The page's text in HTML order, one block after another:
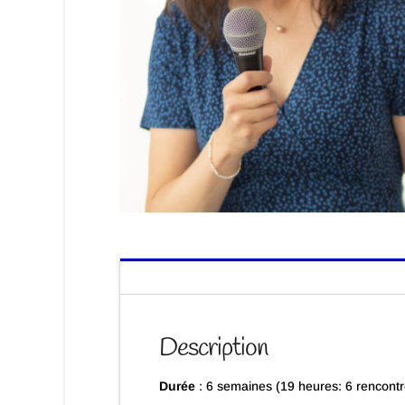
Description
Durée : 6 semaines (19 heures: 6